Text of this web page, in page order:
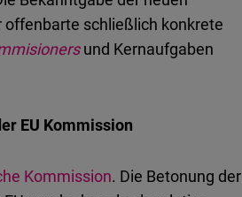
schließlich konkrete
und Kernaufgaben
EU Kommission
Kommission. Die Betonung der